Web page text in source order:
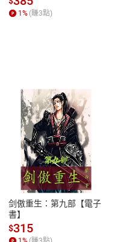
性
參
客服資訊
服務時間：週一
13:00-17:00 (國
客服電話：0080-
1% (賺3點)
剑傲重生：第九部【電子
書】
$315